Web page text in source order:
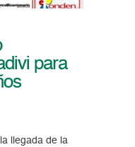
para
llegada de la